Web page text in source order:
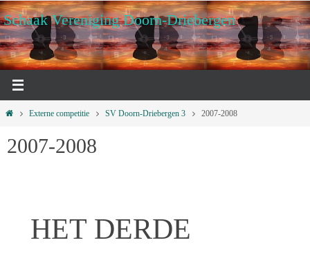
Ga
naar
de
inhoud
Schaak Vereniging Doorn-Driebergen
HomeExterne competitie SV Doorn-Driebergen 3 2007-2008
2007-2008
HET DERDE